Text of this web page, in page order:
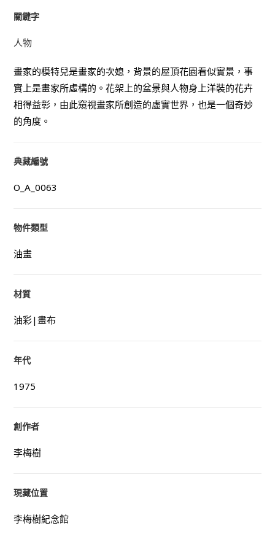
關鍵字
人物
畫家的模特兒是畫家的次媳，背景的屋頂花園看似實景，事
實上是畫家所虛構的。花架上的盆景與人物身上洋裝的花卉
相得益彰，由此窺視畫家所創造的虛實世界，也是一個奇妙
的角度。
典藏編號
O_A_0063
物件類型
油畫
材質
油彩|畫布
年代
1975
創作者
李梅樹
現藏位置
李梅樹紀念館